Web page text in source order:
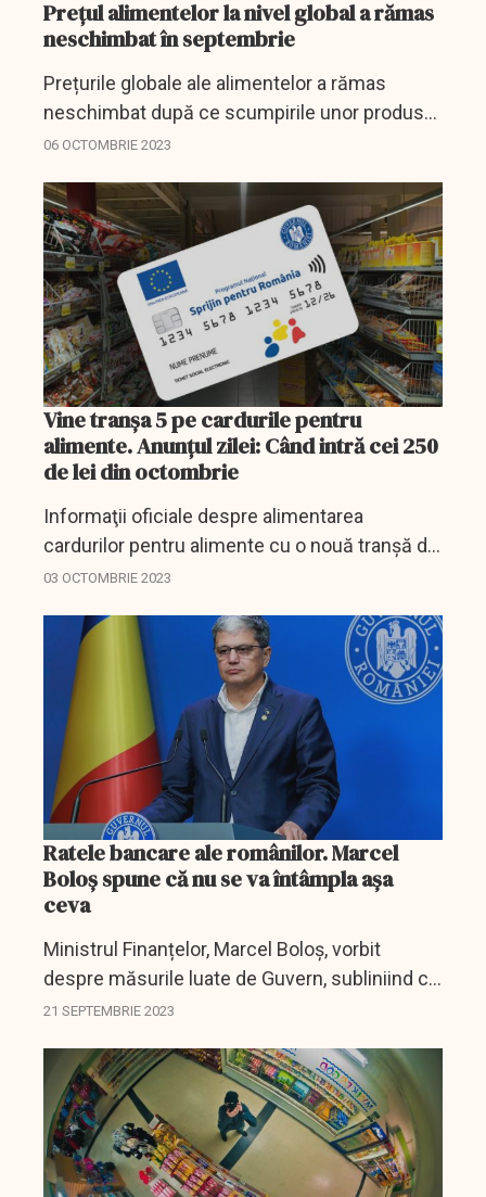
Prețul alimentelor la nivel global a rămas
neschimbat în septembrie
Prețurile globale ale alimentelor a rămas
neschimbat după ce scumpirile unor produse
au compensat ieftinirea altor categorii de
06 OCTOMBRIE 2023
Vine tranşa 5 pe cardurile pentru
alimente. Anunţul zilei: Când intră cei 250
de lei din octombrie
Informaţii oficiale despre alimentarea
cardurilor pentru alimente cu o nouă tranşă de
bani.
03 OCTOMBRIE 2023
Ratele bancare ale românilor. Marcel
Boloș spune că nu se va întâmpla așa
ceva
Ministrul Finanțelor, Marcel Boloș, vorbit
despre măsurile luate de Guvern, subliniind că
sunt şi câteva vești bune.
21 SEPTEMBRIE 2023